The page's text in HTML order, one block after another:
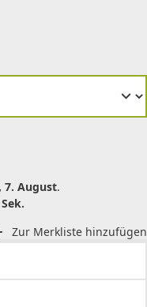
7. August.
Zur Merkliste hinzufügen